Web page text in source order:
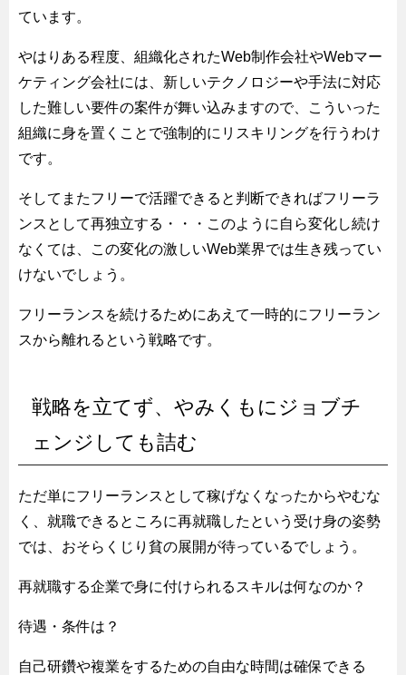
ています。
やはりある程度、組織化されたWeb制作会社やWebマー
ケティング会社には、新しいテクノロジーや手法に対応
した難しい要件の案件が舞い込みますので、こういった
組織に身を置くことで強制的にリスキリングを行うわけ
です。
そしてまたフリーで活躍できると判断できればフリーラ
ンスとして再独立する・・・このように自ら変化し続け
なくては、この変化の激しいWeb業界では生き残ってい
けないでしょう。
フリーランスを続けるためにあえて一時的にフリーラン
スから離れるという戦略です。
戦略を立てず、やみくもにジョブチ
ェンジしても詰む
ただ単にフリーランスとして稼げなくなったからやむな
く、就職できるところに再就職したという受け身の姿勢
では、おそらくじり貧の展開が待っているでしょう。
再就職する企業で身に付けられるスキルは何なのか？
待遇・条件は？
自己研鑽や複業をするための自由な時間は確保できる